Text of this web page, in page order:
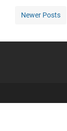
Newer Posts